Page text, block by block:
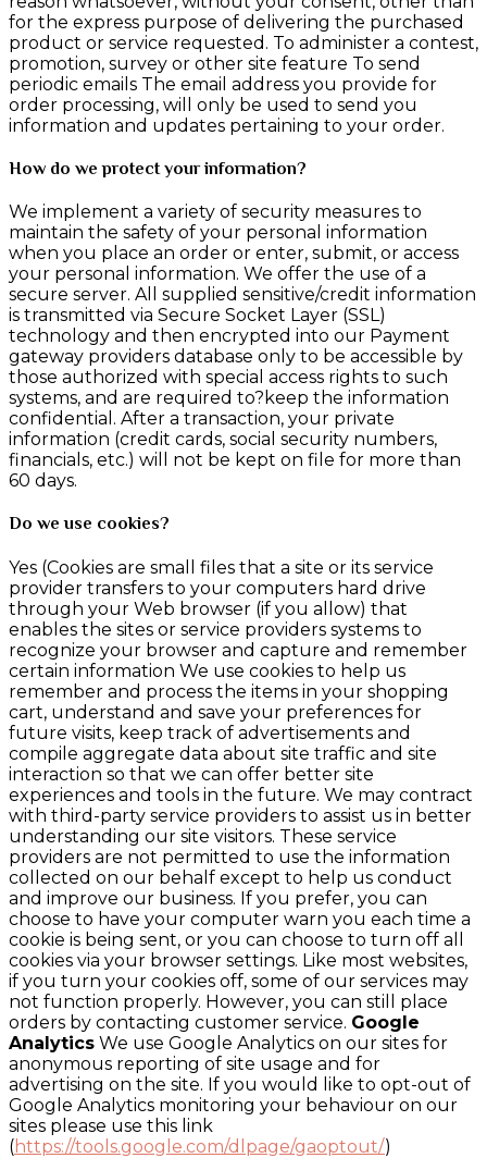
for the express purpose of delivering the purchased
product or service requested. To administer a contest,
promotion, survey or other site feature To send
periodic emails The email address you provide for
order processing, will only be used to send you
information and updates pertaining to your order.
How do we protect your information?
We implement a variety of security measures to
maintain the safety of your personal information
when you place an order or enter, submit, or access
your personal information. We offer the use of a
secure server. All supplied sensitive/credit information
is transmitted via Secure Socket Layer (SSL)
technology and then encrypted into our Payment
gateway providers database only to be accessible by
those authorized with special access rights to such
systems, and are required to?keep the information
confidential. After a transaction, your private
information (credit cards, social security numbers,
financials, etc.) will not be kept on file for more than
60 days.
Do we use cookies?
Yes (Cookies are small files that a site or its service
provider transfers to your computers hard drive
through your Web browser (if you allow) that
enables the sites or service providers systems to
recognize your browser and capture and remember
certain information We use cookies to help us
remember and process the items in your shopping
cart, understand and save your preferences for
future visits, keep track of advertisements and
compile aggregate data about site traffic and site
interaction so that we can offer better site
experiences and tools in the future. We may contract
with third-party service providers to assist us in better
understanding our site visitors. These service
providers are not permitted to use the information
collected on our behalf except to help us conduct
and improve our business. If you prefer, you can
choose to have your computer warn you each time a
cookie is being sent, or you can choose to turn off all
cookies via your browser settings. Like most websites,
if you turn your cookies off, some of our services may
not function properly. However, you can still place
orders by contacting customer service. Google
Analytics We use Google Analytics on our sites for
anonymous reporting of site usage and for
advertising on the site. If you would like to opt-out of
Google Analytics monitoring your behaviour on our
sites please use this link
(https://tools.google.com/dlpage/gaoptout/)